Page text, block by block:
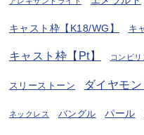
キャスト枠【K18/WG】 キ
キャスト枠【Pt】 コンビリ
スリーストーン ダイヤモン
ネックレス バングル パール